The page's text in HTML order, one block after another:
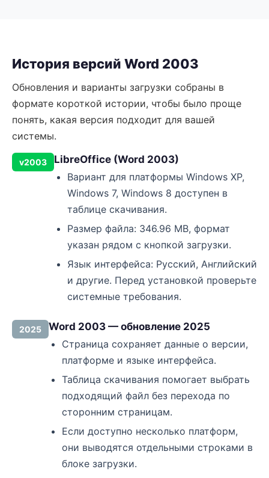
История версий Word 2003
Обновления и варианты загрузки собраны в
формате короткой истории, чтобы было проще
понять, какая версия подходит для вашей
системы.
v2003
LibreOffice (Word 2003)
Вариант для платформы Windows XP,
Windows 7, Windows 8 доступен в
таблице скачивания.
Размер файла: 346.96 MB, формат
указан рядом с кнопкой загрузки.
Язык интерфейса: Русский, Английский
и другие. Перед установкой проверьте
системные требования.
2025
Word 2003 — обновление 2025
Страница сохраняет данные о версии,
платформе и языке интерфейса.
Таблица скачивания помогает выбрать
подходящий файл без перехода по
сторонним страницам.
Если доступно несколько платформ,
они выводятся отдельными строками в
блоке загрузки.